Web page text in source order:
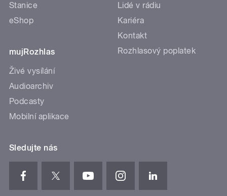
Stanice
eShop
mujRozhlas
Živé vysílání
Audioarchiv
Podcasty
Mobilní aplikace
Lidé v rádiu
Kariéra
Kontakt
Rozhlasový poplatek
Sledujte nás